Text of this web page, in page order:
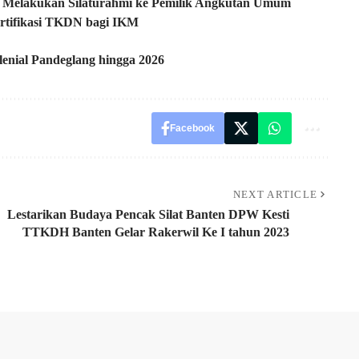
Silaturahmi ke Pemilik Angkutan Umum
TKDN bagi IKM
Pandeglang hingga 2026
Facebook
NEXT ARTICLE
Lestarikan Budaya Pencak Silat Banten DPW Kesti
TTKDH Banten Gelar Rakerwil Ke I tahun 2023